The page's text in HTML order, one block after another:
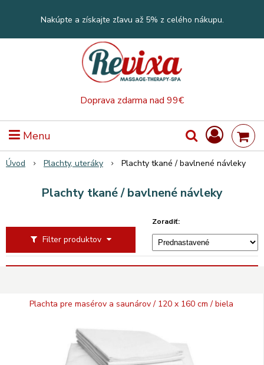
Doprava zdarma nad 99€
Nakúpte a získajte zľavu až 5% z celého nákupu.
Menu
Úvod Plachty, uteráky Plachty tkané / bavlnené návleky
Plachty tkané / bavlnené návleky
Filter produktov
Zoradiť:
Plachta pre masérov a saunárov / 120 x 160 cm / biela